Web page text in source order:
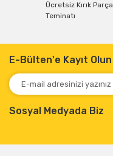
Ücretsiz Kırık Parça
Teminatı
E-Bülten'e Kayıt Olun
Sosyal Medyada Biz